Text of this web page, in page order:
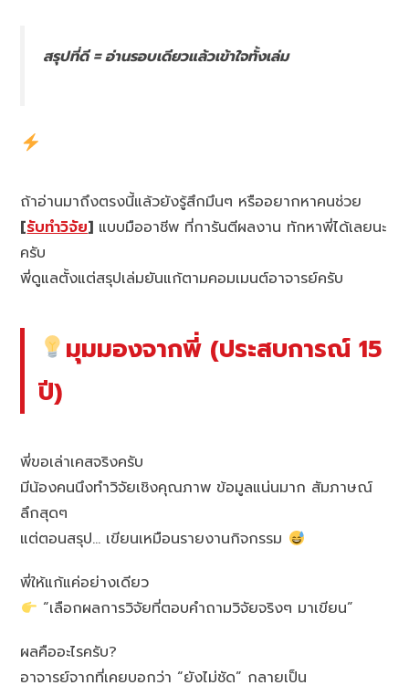
สรุปที่ดี = อ่านรอบเดียวแล้วเข้าใจทั้งเล่ม
ถ้าอ่านมาถึงตรงนี้แล้วยังรู้สึกมึนๆ หรืออยากหาคนช่วย
[รับทำวิจัย] แบบมืออาชีพ ที่การันตีผลงาน ทักหาพี่ได้เลยนะ
ครับ
พี่ดูแลตั้งแต่สรุปเล่มยันแก้ตามคอมเมนต์อาจารย์ครับ
มุมมองจากพี่ (ประสบการณ์ 15
ปี)
พี่ขอเล่าเคสจริงครับ
มีน้องคนนึงทำวิจัยเชิงคุณภาพ ข้อมูลแน่นมาก สัมภาษณ์
ลึกสุดๆ
แต่ตอนสรุป… เขียนเหมือนรายงานกิจกรรม
พี่ให้แก้แค่อย่างเดียว
“เลือกผลการวิจัยที่ตอบคำถามวิจัยจริงๆ มาเขียน”
ผลคืออะไรครับ?
อาจารย์จากที่เคยบอกว่า “ยังไม่ชัด” กลายเป็น